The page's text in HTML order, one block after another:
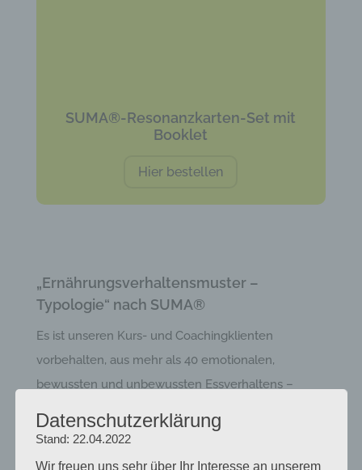
SUMA®-Resonanzkarten-Set mit
Booklet
Hier bestellen
„Ernährungsverhaltensmuster –
Typologie“ nach SUMA®
Es ist unseren Kurs- und Coachingklienten
vorbehalten, aus mehr als 40 emotionalen,
bewussten und unbewussten Essverhaltens –
einzigartiger Weise zu verändern.
Datenschutzerklärung
Stand: 22.04.2022
Wir freuen uns sehr über Ihr Interesse an unserem